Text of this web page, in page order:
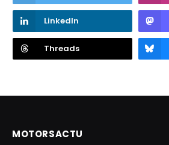
LinkedIn
Threads
MOTORSACTU